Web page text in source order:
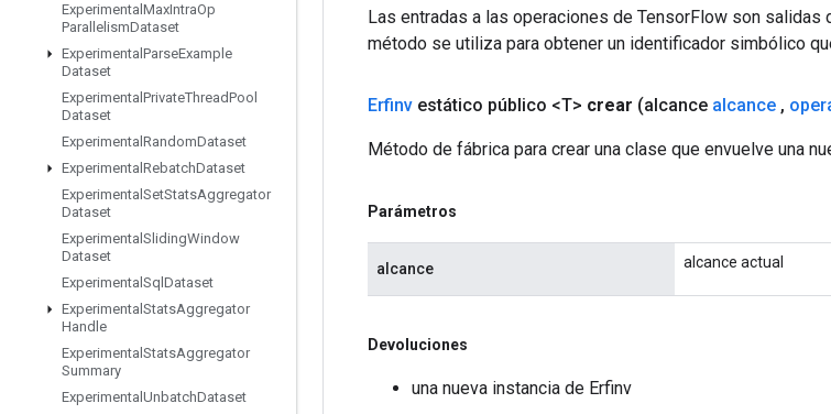
Experimental MaxIntraOp
ParallelismDataset
Experimental ParseExample
Dataset
Experimental PrivateThreadPool
Dataset
Experimental RandomDataset
Experimental RebatchDataset
Experimental SetStatsAggregator
Dataset
Experimental SlidingWindow
Dataset
Experimental Sql Dataset
Experimental StatsAggregator
Handle
Experimental StatsAggregator
Summary
Experimental UnbatchDataset
Las entradas a las operaciones de TensorFlow son salidas
método se utiliza para obtener un identificador simbólico
Erfinv estático público <T> crear (alcance alcance ,
Método de fábrica para crear una clase que envuelve una
Parámetros
alcance alcance actual
Devoluciones
una nueva instancia de Erfinv